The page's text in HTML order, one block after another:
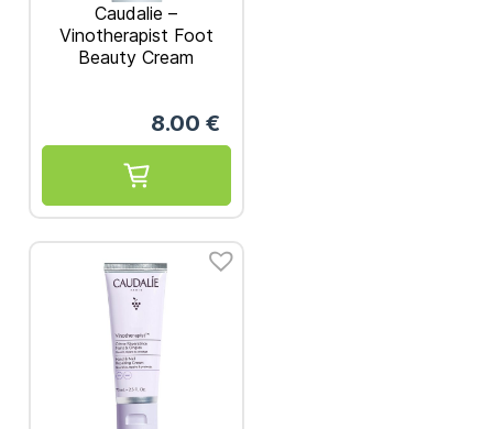
Caudalie –
Vinotherapist Foot
Beauty Cream
8.00 €